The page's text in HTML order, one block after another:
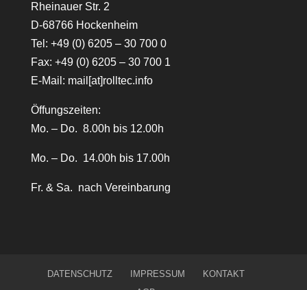
Rheinauer Str. 2
D-68766 Hockenheim
Tel: +49 (0) 6205 – 30 700 0
Fax: +49 (0) 6205 – 30 700 1
E-Mail: mail[at]rolltec.info
Öffungszeiten:
Mo. – Do. 8.00h bis 12.00h
Mo. – Do. 14.00h bis 17.00h
Fr. & Sa. nach Vereinbarung
DATENSCHUTZ IMPRESSUM
KONTAKT